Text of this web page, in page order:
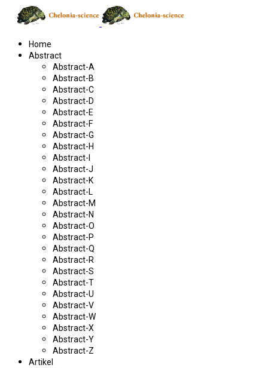
Home
Abstract
Abstract-A
Abstract-B
Abstract-C
Abstract-D
Abstract-E
Abstract-F
Abstract-G
Abstract-H
Abstract-I
Abstract-J
Abstract-K
Abstract-L
Abstract-M
Abstract-N
Abstract-O
Abstract-P
Abstract-Q
Abstract-R
Abstract-S
Abstract-T
Abstract-U
Abstract-V
Abstract-W
Abstract-X
Abstract-Y
Abstract-Z
Artikel